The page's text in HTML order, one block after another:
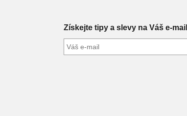
Získejte tipy a slevy na Váš e-mail